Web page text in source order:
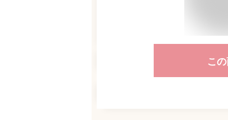
こ